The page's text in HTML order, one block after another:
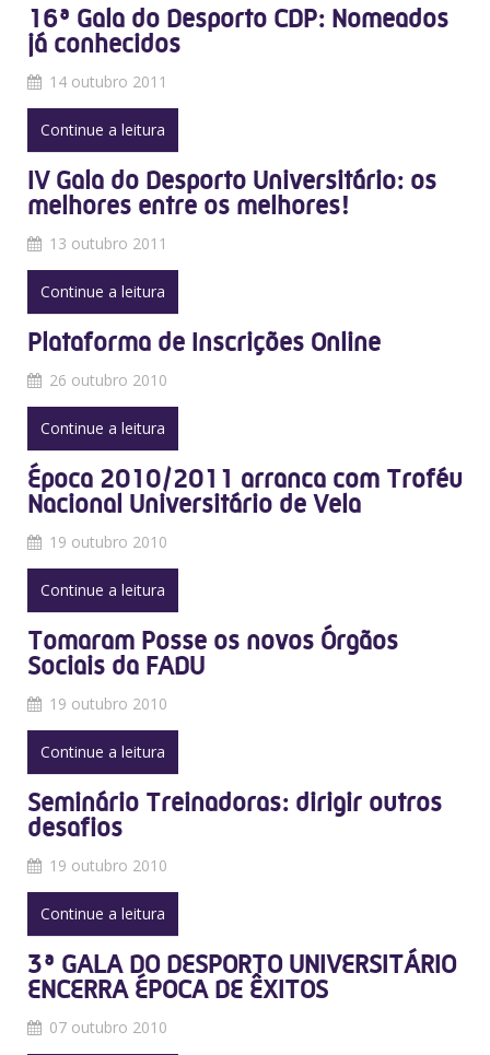
16ª Gala do Desporto CDP: Nomeados
já conhecidos
14 outubro 2011
Continue a leitura
IV Gala do Desporto Universitário: os
melhores entre os melhores!
13 outubro 2011
Continue a leitura
Plataforma de Inscrições Online
26 outubro 2010
Continue a leitura
Época 2010/2011 arranca com Troféu
Nacional Universitário de Vela
19 outubro 2010
Continue a leitura
Tomaram Posse os novos Órgãos
Sociais da FADU
19 outubro 2010
Continue a leitura
Seminário Treinadoras: dirigir outros
desafios
19 outubro 2010
Continue a leitura
3ª GALA DO DESPORTO UNIVERSITÁRIO
ENCERRA ÉPOCA DE ÊXITOS
07 outubro 2010